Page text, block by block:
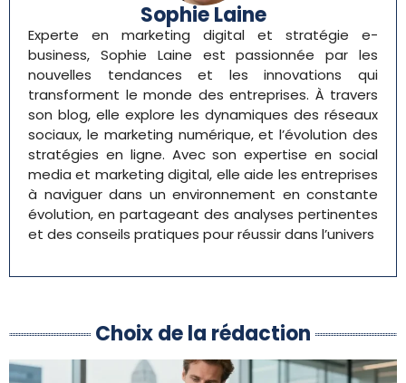
Sophie Laine
Experte en marketing digital et stratégie e-
business, Sophie Laine est passionnée par les
nouvelles tendances et les innovations qui
transforment le monde des entreprises. À travers
son blog, elle explore les dynamiques des réseaux
sociaux, le marketing numérique, et l’évolution des
stratégies en ligne. Avec son expertise en social
media et marketing digital, elle aide les entreprises
à naviguer dans un environnement en constante
évolution, en partageant des analyses pertinentes
et des conseils pratiques pour réussir dans l’univers
Choix de la rédaction